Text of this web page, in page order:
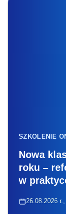
SZKOLENIE
Nowa
roku –
w
26.08.2026